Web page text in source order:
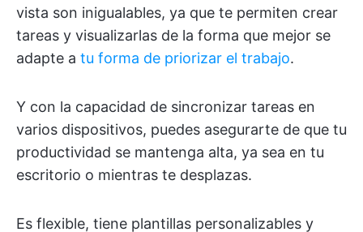
vista son inigualables, ya que te permiten crear
tareas y visualizarlas de la forma que mejor se
adapte a tu forma de priorizar el trabajo.
Y con la capacidad de sincronizar tareas en
varios dispositivos, puedes asegurarte de que tu
productividad se mantenga alta, ya sea en tu
escritorio o mientras te desplazas.
Es flexible, tiene plantillas personalizables y